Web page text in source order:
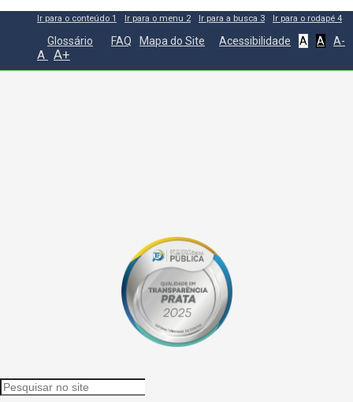
Ir para o conteúdo 1 Ir para o menu 2 Ir para a busca 3 Ir para o rodapé 4
Glossário FAQ Mapa do Site Acessibilidade A A A-
A A+